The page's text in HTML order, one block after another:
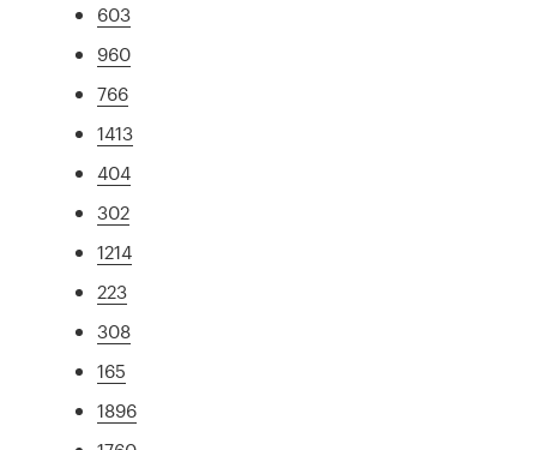
603
960
766
1413
404
302
1214
223
308
165
1896